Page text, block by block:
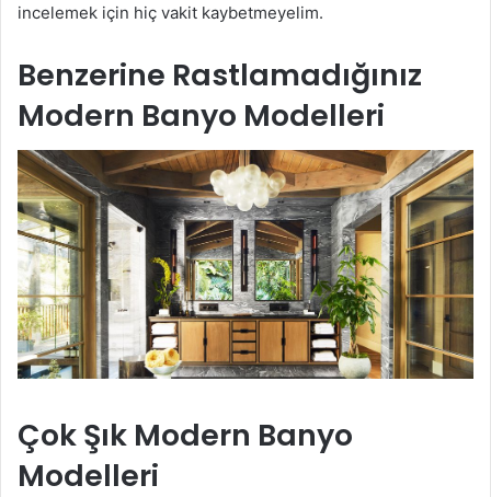
incelemek için hiç vakit kaybetmeyelim.
Benzerine Rastlamadığınız
Modern Banyo Modelleri
Çok Şık Modern Banyo
Modelleri